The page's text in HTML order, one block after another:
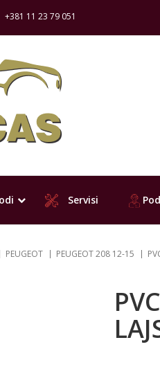
+381 11 23 79 051
Servisi
PEUGEOT PEUGEOT 208 12-15